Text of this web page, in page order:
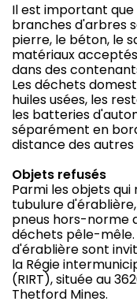
Il est important
branches d'arbres
pierre, le béton, le
matériaux
dans des
Les déchets
huiles usées, les
les batteries
séparément en
distance des
Objets refusés
Parmi les objets
tubulure
pneus hors-norme
déchets pêle-
d'érablière sont
la Régie
(RIRT), située au
Thetford Mines.